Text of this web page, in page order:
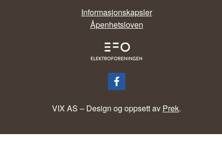
Informasjonskapsler
Åpenhetsloven
VIX AS – Design og oppsett av Prek.